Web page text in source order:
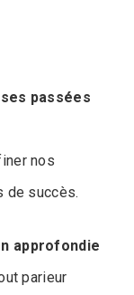
passées
nos
de succès.
approfondie
parieur